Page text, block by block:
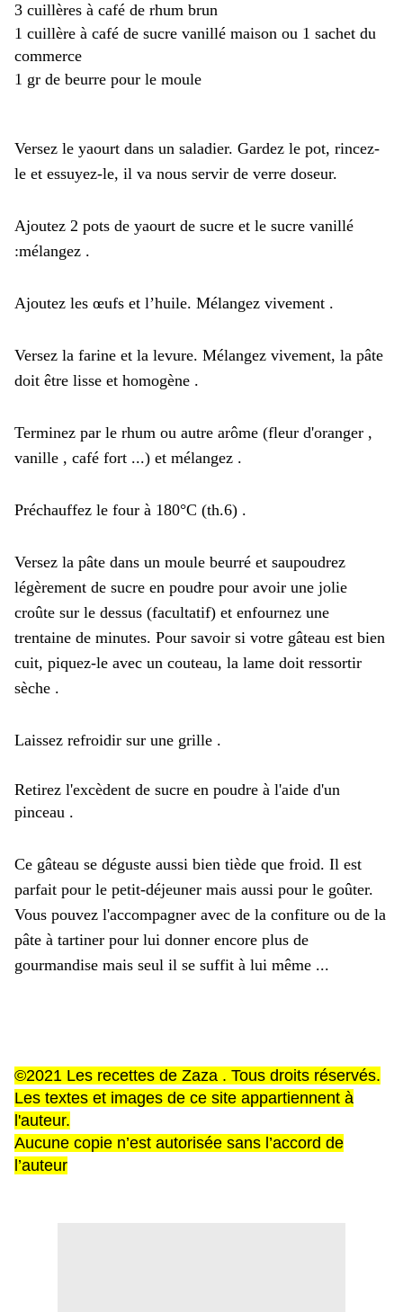
3 cuillères à café de rhum brun
1 cuillère à café de sucre vanillé maison ou 1 sachet du
commerce
1 gr de beurre pour le moule
Versez le yaourt dans un saladier. Gardez le pot, rincez-
le et essuyez-le, il va nous servir de verre doseur.
Ajoutez 2 pots de yaourt de sucre et le sucre vanillé
:mélangez .
Ajoutez les œufs et l’huile. Mélangez vivement .
Versez la farine et la levure. Mélangez vivement, la pâte
doit être lisse et homogène .
Terminez par le rhum ou autre arôme (fleur d'oranger ,
vanille , café fort ...) et mélangez .
Préchauffez le four à 180°C (th.6) .
Versez la pâte dans un moule beurré et saupoudrez
légèrement de sucre en poudre pour avoir une jolie
croûte sur le dessus (facultatif) et enfournez une
trentaine de minutes. Pour savoir si votre gâteau est bien
cuit, piquez-le avec un couteau, la lame doit ressortir
sèche .
Laissez refroidir sur une grille .
Retirez l'excèdent de sucre en poudre à l'aide d'un
pinceau .
Ce gâteau se déguste aussi bien tiède que froid. Il est
parfait pour le petit-déjeuner mais aussi pour le goûter.
Vous pouvez l'accompagner avec de la confiture ou de la
pâte à tartiner pour lui donner encore plus de
gourmandise mais seul il se suffit à lui même ...
©2021 Les recettes de Zaza . Tous droits réservés.
Les textes et images de ce site appartiennent à
l'auteur.
Aucune copie n’est autorisée sans l’accord de
l’auteur